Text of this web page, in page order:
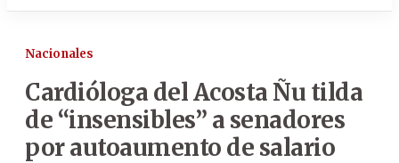
Nacionales
Cardióloga del Acosta Ñu tilda
de “insensibles” a senadores
por autoaumento de salario